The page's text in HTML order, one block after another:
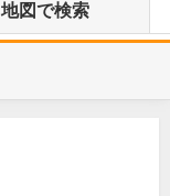
地図で検索